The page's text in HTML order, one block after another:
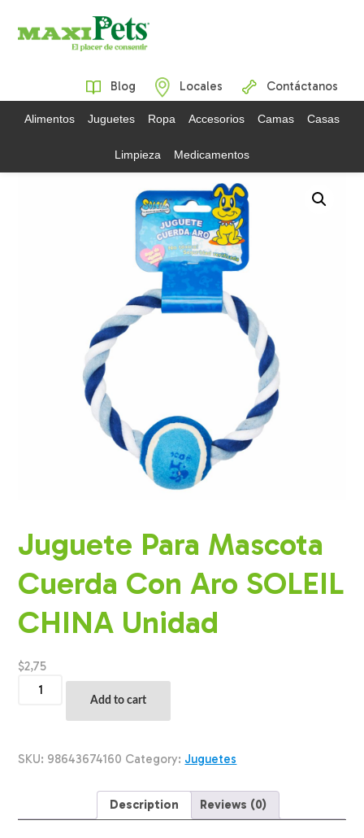
Blog Locales Contáctanos
Alimentos Juguetes Ropa Accesorios Camas Casas
Limpieza Medicamentos
Juguete Para Mascota
Cuerda Con Aro SOLEIL
CHINA Unidad
$2,75
Para
Aro
Add to cart
SKU: 98643674160 Category: Juguetes
Description Reviews (0)